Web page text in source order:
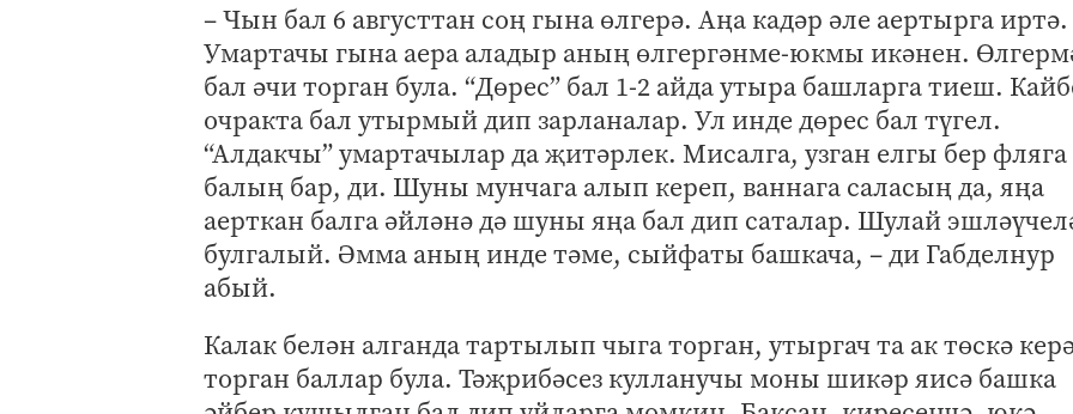
– Чын бал 6 августтан соң гына өлгерә. Аңа кадәр әле аертырга иртә.
Умартачы гына аера аладыр аның өлгергәнме-юкмы икәнен.
бал әчи торган була. “Дөрес” бал 1-2 айда утыра башларга тиеш.
очракта бал утырмый дип зарланалар. Ул инде дөрес бал түгел.
“Алдакчы” умартачылар да җитәрлек. Мисалга, узган елгы бер фляга
балың бар, ди. Шуны мунчага алып кереп, ваннага саласың да, яңа
аерткан балга әйләнә дә шуны яңа бал дип саталар. Шулай
булгалый. Әмма аның инде тәме, сыйфаты башкача, – ди Габделнур
абый.
Калак белән алганда тартылып чыга торган, утыргач та ак төскә
торган баллар була. Тәҗрибәсез кулланучы моны шикәр яисә башка